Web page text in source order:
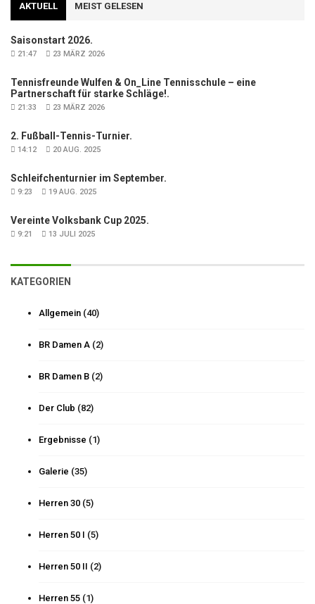
AKTUELL MEIST GELESEN
Saisonstart 2026.
21:47 23 MÄRZ 2026
Tennisfreunde Wulfen & On_Line Tennisschule – eine
Partnerschaft für starke Schläge!.
21:33 23 MÄRZ 2026
2. Fußball-Tennis-Turnier.
14:12 20 AUG. 2025
Schleifchenturnier im September.
9:23 19 AUG. 2025
Vereinte Volksbank Cup 2025.
9:21 13 JULI 2025
KATEGORIEN
Allgemein (40)
BR Damen A (2)
BR Damen B (2)
Der Club (82)
Ergebnisse (1)
Galerie (35)
Herren 30 (5)
Herren 50 I (5)
Herren 50 II (2)
Herren 55 (1)